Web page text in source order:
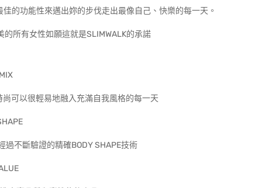
的功能性來邁出妳的步伐走出最像自己、快樂的每一天。
所有女性如願這就是SLIMWALK的承諾
可以很輕易地融入充滿自我風格的每一天
不斷驗證的精確BODY SHAPE技術